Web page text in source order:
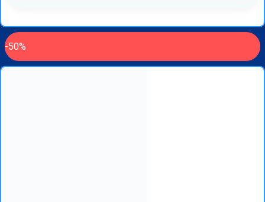
-50%